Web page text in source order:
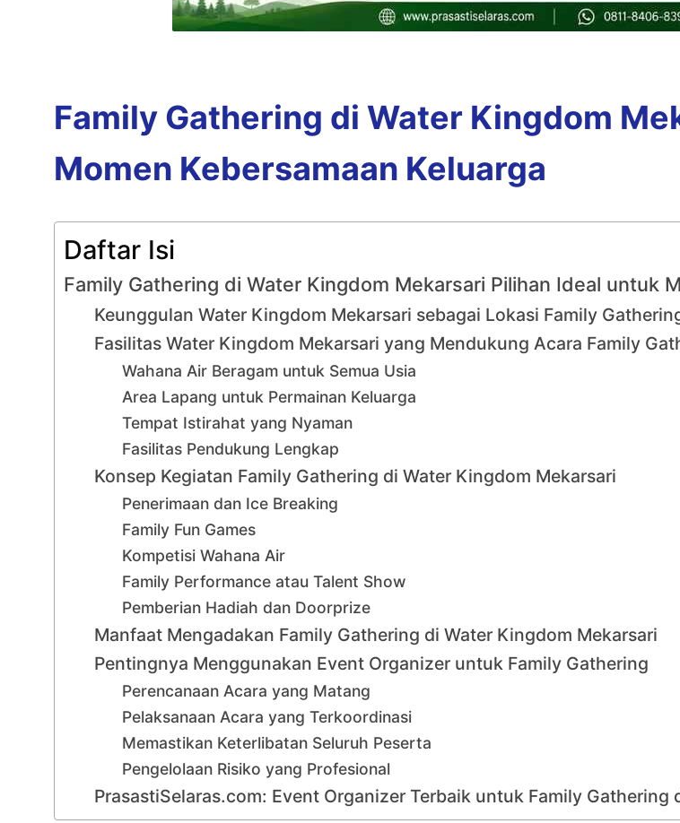
Family Gathering di Water Kingdom
Momen Kebersamaan Keluarga
Daftar Isi
Family Gathering di Water Kingdom Mekarsari Pilihan Ideal untuk
Keunggulan Water Kingdom Mekarsari sebagai Lokasi Family
Fasilitas Water Kingdom Mekarsari yang Mendukung Acara Family
Wahana Air Beragam untuk Semua Usia
Area Lapang untuk Permainan Keluarga
Tempat Istirahat yang Nyaman
Fasilitas Pendukung Lengkap
Konsep Kegiatan Family Gathering di Water Kingdom Mekarsari
Penerimaan dan Ice Breaking
Family Fun Games
Kompetisi Wahana Air
Family Performance atau Talent Show
Pemberian Hadiah dan Doorprize
Manfaat Mengadakan Family Gathering di Water Kingdom Mekarsari
Pentingnya Menggunakan Event Organizer untuk Family Gathering
Perencanaan Acara yang Matang
Pelaksanaan Acara yang Terkoordinasi
Memastikan Keterlibatan Seluruh Peserta
Pengelolaan Risiko yang Profesional
PrasastiSelaras.com: Event Organizer Terbaik untuk Family Gathering